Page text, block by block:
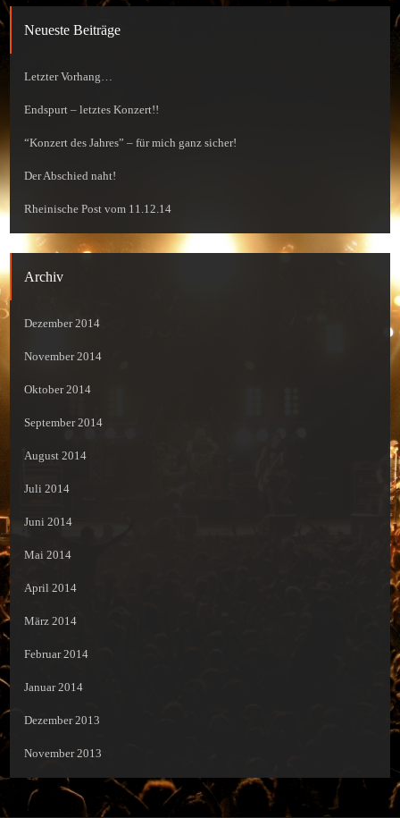
Neueste Beiträge
Letzter Vorhang…
Endspurt – letztes Konzert!!
“Konzert des Jahres” – für mich ganz sicher!
Der Abschied naht!
Rheinische Post vom 11.12.14
Archiv
Dezember 2014
November 2014
Oktober 2014
September 2014
August 2014
Juli 2014
Juni 2014
Mai 2014
April 2014
März 2014
Februar 2014
Januar 2014
Dezember 2013
November 2013